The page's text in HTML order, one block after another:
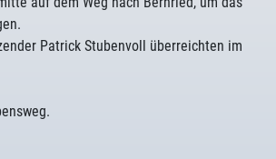
Patrick Stubenvoll überreichten im